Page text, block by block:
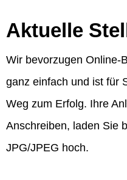
Aktuelle
Wir bevorzugen Online-
ganz einfach und ist für
Weg zum Erfolg. Ihre
Anschreiben, laden Sie
JPG/JPEG hoch.